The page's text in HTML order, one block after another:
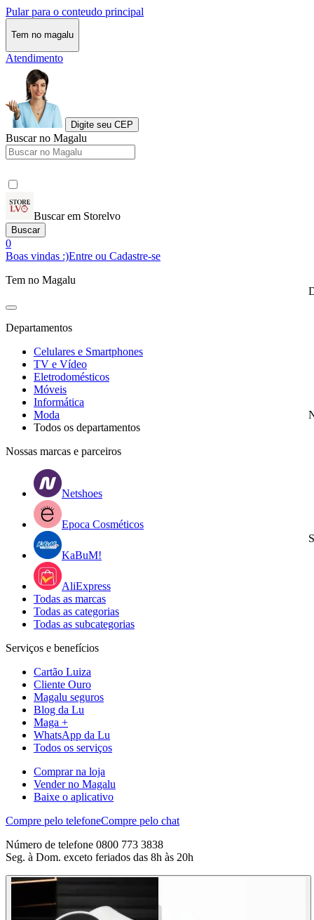
Pular para o conteudo principal
Tem no magalu
Atendimento
Digite seu CEP
Buscar no Magalu
Buscar em Storelvo
Buscar
0
Boas vindas :)Entre ou Cadastre-se
Tem no Magalu
Departamentos
Celulares e Smartphones
TV e Vídeo
Eletrodomésticos
Móveis
Informática
Moda
Todos os departamentos
Nossas marcas e parceiros
Netshoes
Epoca Cosméticos
KaBuM!
AliExpress
Todas as marcas
Todas as categorias
Todas as subcategorias
Serviços e benefícios
Cartão Luiza
Cliente Ouro
Magalu seguros
Blog da Lu
Maga +
WhatsApp da Lu
Todos os serviços
Comprar na loja
Vender no Magalu
Baixe o aplicativo
Compre pelo telefoneCompre pelo chat
Número de telefone 0800 773 3838
Seg. à Dom. exceto feriados das 8h às 20h